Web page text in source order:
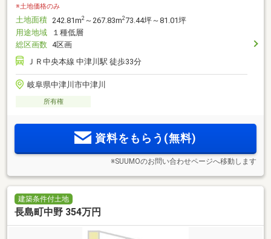
※土地価格のみ
土地面積 242.81m2 ～267.83m273.44坪～81.01坪
用途地域
１種低層
総区画数 4区画
ＪＲ中央本線 中津川駅 徒歩33分
岐阜県中津川市中津川
所有権
資料をもらう(無料)
※SUUMOのお問い合わせページへ移動します
建築条件付土地
長島町中野 354万円